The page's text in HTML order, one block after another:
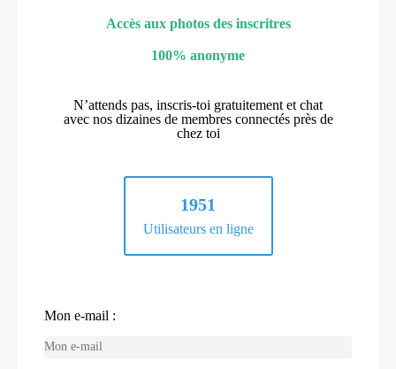
Accès aux photos des inscritres
100% anonyme
N’attends pas, inscris-toi gratuitement et chat
avec nos dizaines de membres connectés près de
chez toi
1951
Utilisateurs en ligne
Mon e-mail :